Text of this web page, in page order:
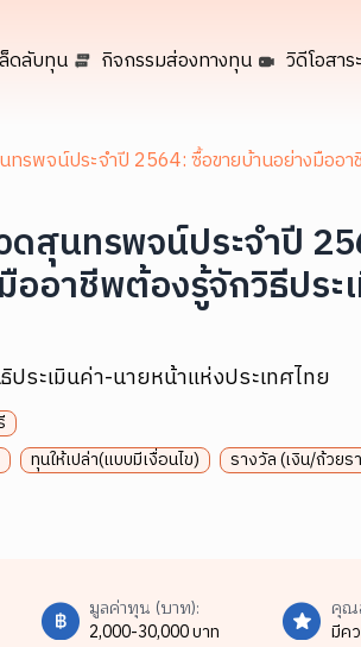
ดลับทุน กิจกรรมส่องทางทุน วิดีโอสา
ทรพจน์ประจำปี 2564: ซื้อขายบ้านอย่างมืออ
ดสุนทรพจน์ประจำปี
ออาชีพต้องรู้จักวิธีปร
ประเมินค่า-นายหน้าแห่งประเทศไทย
ทุนให้เปล่า(แบบมีเงื่อนไข) รางวัล (เงิน/ถ้วย
มูลค่าทุน (บาท):
2,000-30,000 บาท
คุณ
มีค